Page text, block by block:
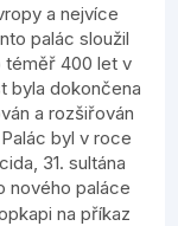
a nejvíce
palác sloužil
téměř 400 let v
byla dokončena
a rozšiřován
byl v roce
31. sultána
nového paláce
na příkaz